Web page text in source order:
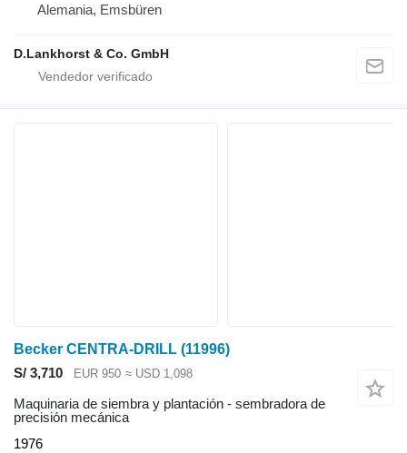
Alemania, Emsbüren
D.Lankhorst & Co. GmbH
Becker CENTRA-DRILL (11996)
S/ 3,710
EUR 950 ≈ USD 1,098
Maquinaria de siembra y plantación - sembradora de
precisión mecánica
1976